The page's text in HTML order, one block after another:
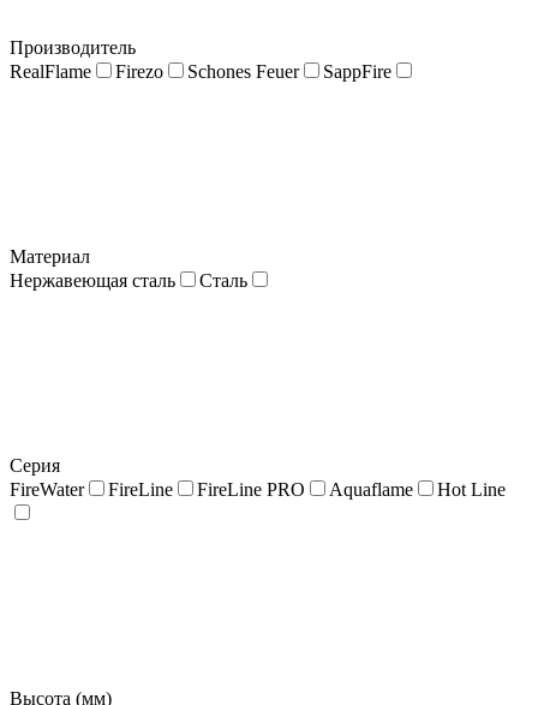
Производитель
RealFlame
Firezo Schones Feuer SappFire
Материал
Нержавеющая сталь
Сталь
Серия
FireWater
FireLine FireLine PRO Aquaflame Hot Line
Высота (мм)